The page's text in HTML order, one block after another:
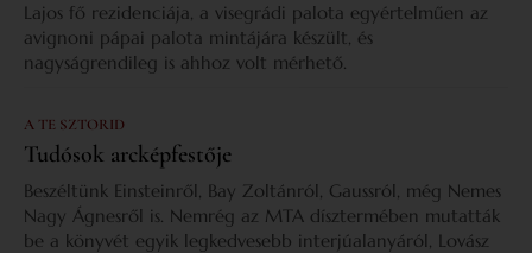
Lajos fő rezidenciája, a visegrádi palota egyértelműen az
avignoni pápai palota mintájára készült, és
nagyságrendileg is ahhoz volt mérhető.
A TE SZTORID
Tudósok arcképfestője
Beszéltünk Einsteinről, Bay Zoltánról, Gaussról, még Nemes
Nagy Ágnesről is. Nemrég az MTA dísztermében mutatták
be a könyvét egyik legkedvesebb interjúalanyáról, Lovász